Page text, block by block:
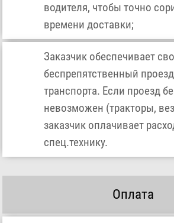
водителя, чтобы точно
времени доставки;
Заказчик обеспечивает
беспрепятственный
транспорта. Если проезд
невозможен (тракторы,
заказчик оплачивает
спец.технику.
Оплата